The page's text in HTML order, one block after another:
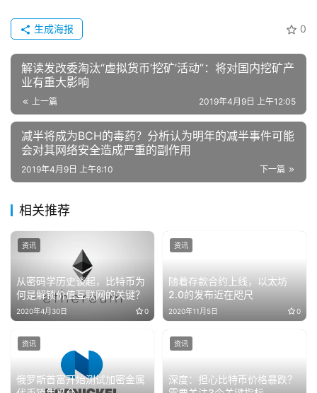
0
生成海报
解读发改委淘汰“虚拟货币‘挖矿’活动”：将对国内挖矿产
业有重大影响
上一篇 2019年4月9日 上午12:05
减半将成为BCH的毒药？分析认为明年的减半事件可能
会对其网络安全造成严重的副作用
下一篇
2019年4月9日 上午8:10
相关推荐
从密码学历史谈起，比特币为
何是解锁价值互联网的关键？
2020年4月30日 0
资讯
随着存款合约上线，以太坊
2.0的发布近在咫尺
2020年11月5日 0
资讯
俄罗斯首富开始测试加密金属
资讯
深度：担心比特币价格暴跌？
资讯